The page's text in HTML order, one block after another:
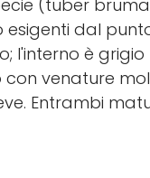
(tuber
esigenti dal
l'interno è
con venature
Entrambi